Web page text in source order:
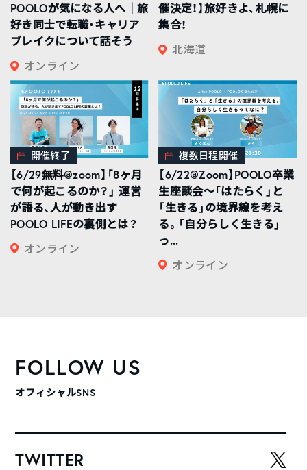
POOLOが気になる人へ｜旅
好き同士で転職・キャリア
ブレイクについて話そう
オンライン
催決定！】旅好きよ、札幌に
集合！
北海道
開催終了
【6/29無料@zoom】「8ヶ月
で何が起こるのか？」 運営
が語る、人が動き出す
POOLO LIFEの裏側とは？
オンライン
複数日程開催
【6/22@Zoom】POOLO卒業
生座談会〜「はたらく」と
「生きる」の境界線を考え
る。「自分らしく生きる」
っ...
オンライン
FOLLOW US
オフィシャルSNS
TWITTER